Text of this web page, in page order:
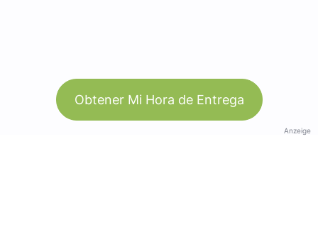
Obtener Mi Hora de Entrega
Anzeige